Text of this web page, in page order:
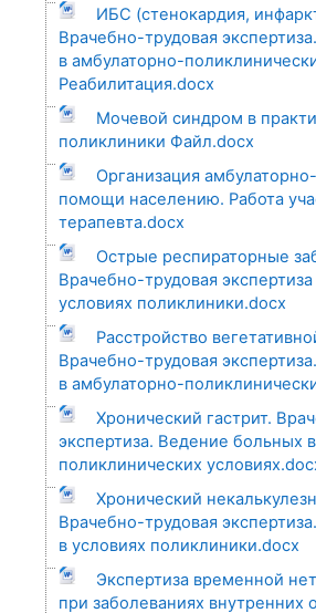
ИБС (стенокардия,
Врачебно-трудовая
в амбулаторно-
Реабилитация.docx
Мочевой синдром в
поликлиники Файл.docx
Организация
помощи населению. Работа
терапевта.docx
Острые респираторные
Врачебно-трудовая
условиях поликлиники.docx
Расстройство
Врачебно-трудовая
в амбулаторно-
Хронический гастрит.
экспертиза. Ведение больных
поликлинических
Хронический
Врачебно-трудовая
в условиях поликлиники.docx
Экспертиза временной
при заболеваниях внутренних